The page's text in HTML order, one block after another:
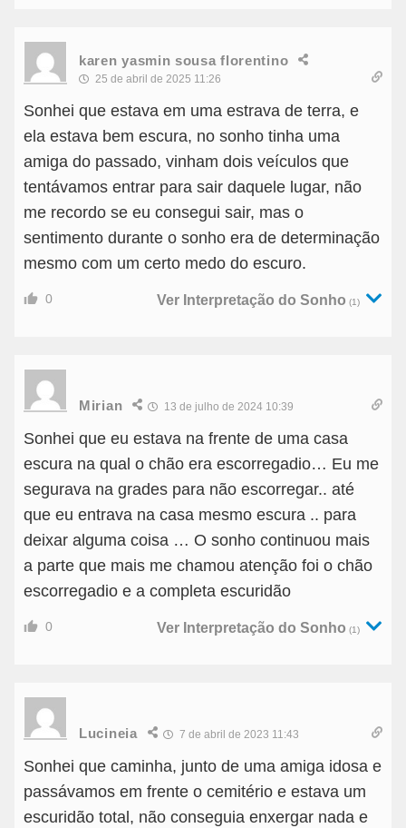
karen yasmin sousa florentino
25 de abril de 2025 11:26
Sonhei que estava em uma estrava de terra, e
ela estava bem escura, no sonho tinha uma
amiga do passado, vinham dois veículos que
tentávamos entrar para sair daquele lugar, não
me recordo se eu consegui sair, mas o
sentimento durante o sonho era de determinação
mesmo com um certo medo do escuro.
0 Ver Interpretação do Sonho (1)
Mirian 13 de julho de 2024 10:39
Sonhei que eu estava na frente de uma casa
escura na qual o chão era escorregadio… Eu me
segurava na grades para não escorregar.. até
que eu entrava na casa mesmo escura .. para
deixar alguma coisa … O sonho continuou mais
a parte que mais me chamou atenção foi o chão
escorregadio e a completa escuridão
0 Ver Interpretação do Sonho (1)
Lucineia 7 de abril de 2023 11:43
Sonhei que caminha, junto de uma amiga idosa e
passávamos em frente o cemitério e estava um
escuridão total, não conseguia enxergar nada e